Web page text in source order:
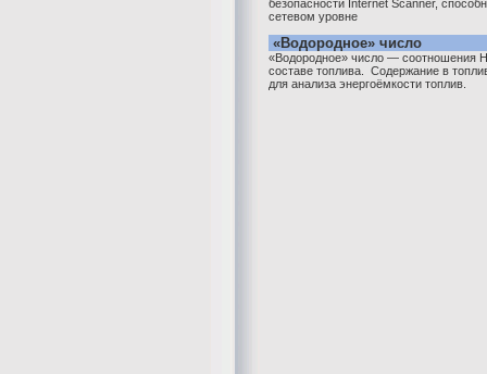
безопасности Internet Scanner,
сетевом уровне
«Водородное» число
«Водородное» число — соотношения
составе топлива. Содержание в
для анализа энергоёмкости топлив.